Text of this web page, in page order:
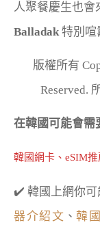
人聚餐慶生也會
Balladak特別喧
版權所有
Reserved.
在韓國可能會
韓國網卡、eSIM推
✔️ 韓國上網你可
器介紹文 、 韓